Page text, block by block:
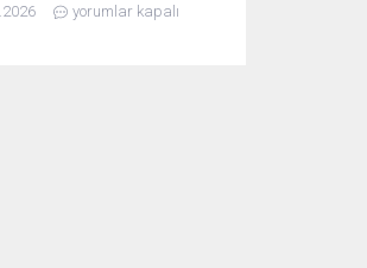
A Takım teknik direktörlüğü
futbol adamı Erol Arslan
yorumlar kapalı